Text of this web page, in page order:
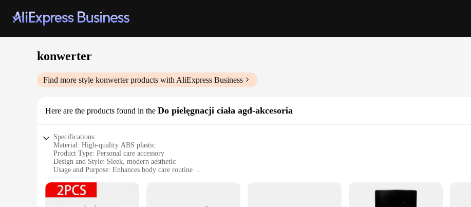
konwerter
Find more style konwerterproducts with AliExpress Business
Here are the products found in the Do pielęgnacji ciała agd-akcesoria
Specifications:
Material: High-quality ABS plastic
Product Type: Personal care accessory
Design and Style: Sleek, modern aesthetic
Usage and Purpose: Enhances body care routine
Parts and Accessories: Includes multiple attachments for versatile use